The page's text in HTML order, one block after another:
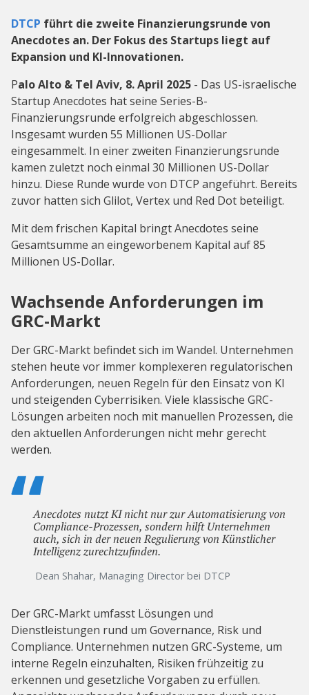
DTCP führt die zweite Finanzierungsrunde von
Anecdotes an. Der Fokus des Startups liegt auf
Expansion und KI-Innovationen.
Palo Alto & Tel Aviv, 8. April 2025 - Das US-israelische
Startup Anecdotes hat seine Series-B-
Finanzierungsrunde erfolgreich abgeschlossen.
Insgesamt wurden 55 Millionen US-Dollar
eingesammelt. In einer zweiten Finanzierungsrunde
kamen zuletzt noch einmal 30 Millionen US-Dollar
hinzu. Diese Runde wurde von DTCP angeführt. Bereits
zuvor hatten sich Glilot, Vertex und Red Dot beteiligt.
Mit dem frischen Kapital bringt Anecdotes seine
Gesamtsumme an eingeworbenem Kapital auf 85
Millionen US-Dollar.
Wachsende Anforderungen im
GRC-Markt
Der GRC-Markt befindet sich im Wandel. Unternehmen
stehen heute vor immer komplexeren regulatorischen
Anforderungen, neuen Regeln für den Einsatz von KI
und steigenden Cyberrisiken. Viele klassische GRC-
Lösungen arbeiten noch mit manuellen Prozessen, die
den aktuellen Anforderungen nicht mehr gerecht
werden.
Anecdotes nutzt KI nicht nur zur Automatisierung von
Compliance-Prozessen, sondern hilft Unternehmen
auch, sich in der neuen Regulierung von Künstlicher
Intelligenz zurechtzufinden.
Dean Shahar, Managing Director bei DTCP
Der GRC-Markt umfasst Lösungen und
Dienstleistungen rund um Governance, Risk und
Compliance. Unternehmen nutzen GRC-Systeme, um
interne Regeln einzuhalten, Risiken frühzeitig zu
erkennen und gesetzliche Vorgaben zu erfüllen.